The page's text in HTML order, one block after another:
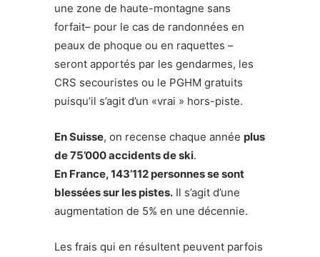
une zone de haute-montagne sans
forfait– pour le cas de randonnées en
peaux de phoque ou en raquettes –
seront apportés par les gendarmes, les
CRS secouristes ou le PGHM gratuits
puisqu’il s’agit d’un «vrai » hors-piste.
En Suisse, on recense chaque année plus
de 75’000 accidents de ski.
En France, 143’112 personnes se sont
blessées sur les pistes. Il s’agit d’une
augmentation de 5% en une décennie.
Les frais qui en résultent peuvent parfois